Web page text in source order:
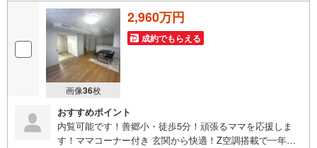
マ
イ
画像36枚
2,960万円
成約でもらえる
おすすめポイント
内覧可能です！善郷小・徒歩5分！頑張るママを応援しま
す！ママコーナー付き 玄関から快適！Z空調搭載で一年中